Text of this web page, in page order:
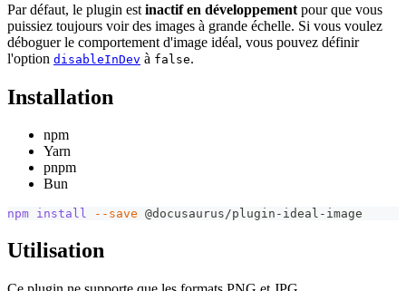
Par défaut, le plugin est inactif en développement pour que vous
puissiez toujours voir des images à grande échelle. Si vous voulez
déboguer le comportement d'image idéal, vous pouvez définir
l'option disableInDev à false.
Installation
npm
Yarn
pnpm
Bun
npm install --save @docusaurus/plugin-ideal-image
Utilisation